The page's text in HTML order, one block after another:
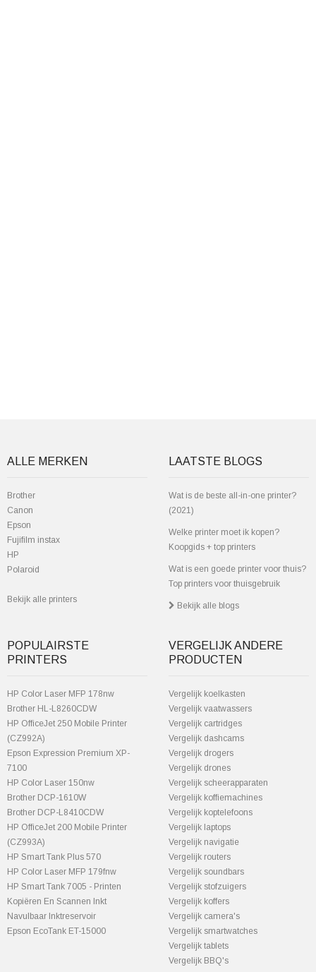
ALLE MERKEN
Brother
Canon
Epson
Fujifilm instax
HP
Polaroid
Bekijk alle printers
LAATSTE BLOGS
Wat is de beste all-in-one printer?
(2021)
Welke printer moet ik kopen?
Koopgids + top printers
Wat is een goede printer voor thuis?
Top printers voor thuisgebruik
Bekijk alle blogs
POPULAIRSTE
PRINTERS
HP Color Laser MFP 178nw
Brother HL-L8260CDW
HP OfficeJet 250 Mobile Printer
(CZ992A)
Epson Expression Premium XP-
7100
HP Color Laser 150nw
Brother DCP-1610W
Brother DCP-L8410CDW
HP OfficeJet 200 Mobile Printer
(CZ993A)
HP Smart Tank Plus 570
HP Color Laser MFP 179fnw
HP Smart Tank 7005 - Printen
Kopiëren En Scannen Inkt
Navulbaar Inktreservoir
Epson EcoTank ET-15000
VERGELIJK ANDERE
PRODUCTEN
Vergelijk koelkasten
Vergelijk vaatwassers
Vergelijk cartridges
Vergelijk dashcams
Vergelijk drogers
Vergelijk drones
Vergelijk scheerapparaten
Vergelijk koffiemachines
Vergelijk koptelefoons
Vergelijk laptops
Vergelijk navigatie
Vergelijk routers
Vergelijk soundbars
Vergelijk stofzuigers
Vergelijk koffers
Vergelijk camera's
Vergelijk smartwatches
Vergelijk tablets
Vergelijk BBQ's